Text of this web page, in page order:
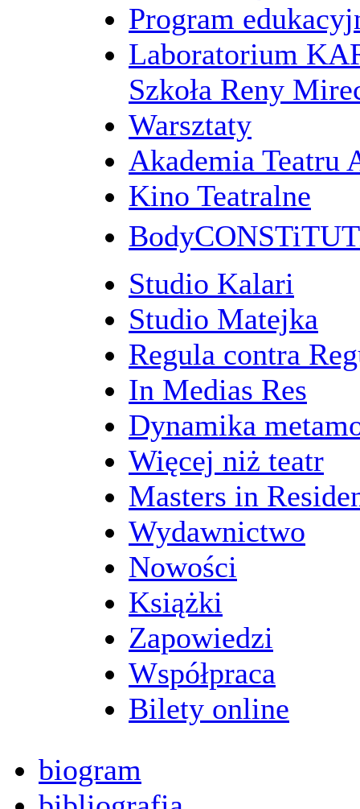
Program
Laboratorium
Szkoła Reny
Warsztaty
Akademia Teatru
Kino Teatralne
Studio Kalari
Studio Matejka
Regula contra
In Medias Res
Dynamika
Więcej niż teatr
Masters in
Wydawnictwo
Nowości
Książki
Zapowiedzi
Współpraca
Bilety online
biogram